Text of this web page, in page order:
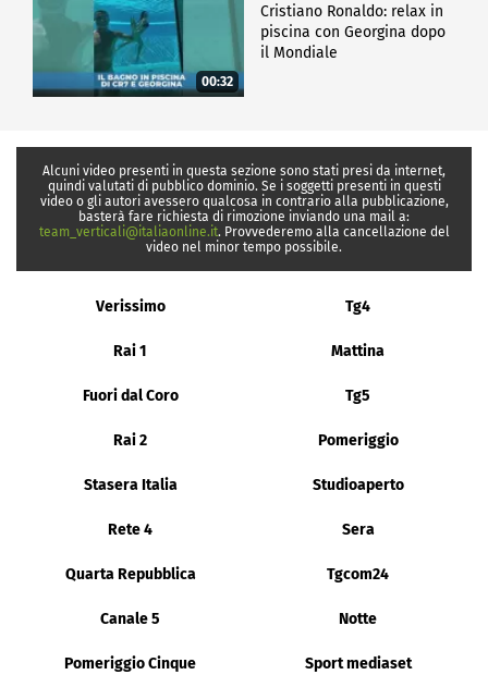
00:32
Cristiano Ronaldo: relax in
piscina con Georgina dopo
il Mondiale
Alcuni video presenti in questa sezione sono stati presi da internet,
quindi valutati di pubblico dominio. Se i soggetti presenti in questi
video o gli autori avessero qualcosa in contrario alla pubblicazione,
basterà fare richiesta di rimozione inviando una mail a:
team_verticali@italiaonline.it. Provvederemo alla cancellazione del
video nel minor tempo possibile.
Verissimo Tg4
Rai 1 Mattina
Fuori dal Coro Tg5
Rai 2 Pomeriggio
Stasera Italia Studioaperto
Rete 4 Sera
Quarta Repubblica Tgcom24
Canale 5 Notte
Pomeriggio Cinque Sport mediaset